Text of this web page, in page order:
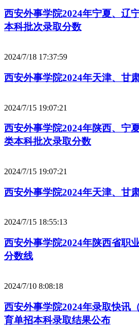
西安外事学院2024年宁夏、辽
本科批次录取分数
2024/7/18 17:37:59
西安外事学院2024年天津、甘
2024/7/15 19:07:21
西安外事学院2024年陕西、宁
类本科批次录取分数
2024/7/15 19:07:21
西安外事学院2024年天津、甘
2024/7/15 18:55:13
西安外事学院2024年陕西省职
分数线
2024/7/10 8:08:18
西安外事学院2024年录取快讯
育单招本科录取结果公布